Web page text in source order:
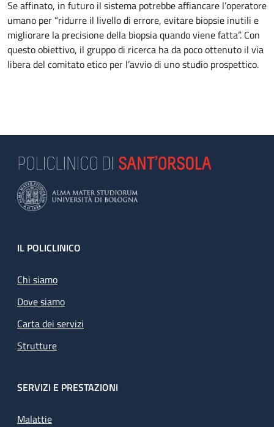
Se affinato, in futuro il sistema potrebbe affiancare l’operatore
umano per “ridurre il livello di errore, evitare biopsie inutili e
migliorare la precisione della biopsia quando viene fatta”. Con
questo obiettivo, il gruppo di ricerca ha da poco ottenuto il via
libera del comitato etico per l’avvio di uno studio prospettico.
Footer
IL POLICLINICO
Chi siamo
Dove siamo
Carta dei servizi
Strutture
SERVIZI E PRESTAZIONI
Malattie